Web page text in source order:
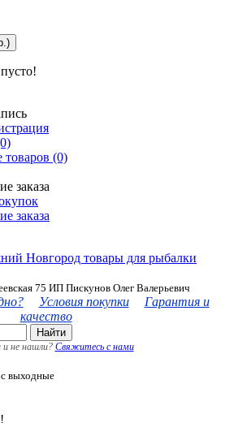
товаров (0)
заказа
заказа
75 ИП Пискунов Олег Валерьевич
Условия покупки
Гарантия и
качество
Найти
и не нашли? Свяжитесь с нами
выходные